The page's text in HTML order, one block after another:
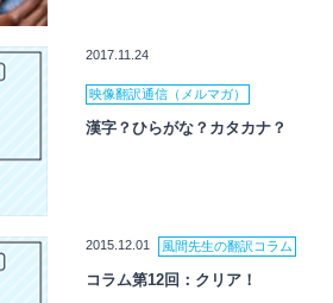
2017.11.24
映像翻訳通信（メルマガ）
漢字？ひらがな？カタカナ？
2015.12.01 風間先生の翻訳コラム
コラム第12回：クリア！